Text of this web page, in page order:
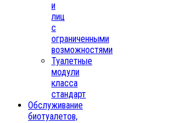
и
лиц
с
ограниченными
возможностями
Туалетные
модули
класса
стандарт
Обслуживание
биотуалетов,